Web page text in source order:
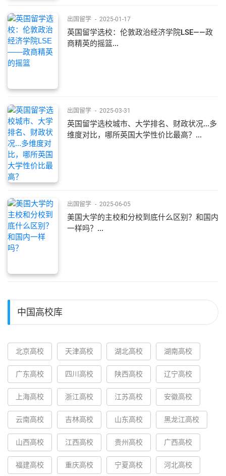
出国留学 - 2025-01-17
英国留学选校：伦敦政治经济学院LSE——政
商精英的摇篮...
出国留学 - 2025-03-31
英国留学选校城市、大学排名、财政状况...多
维度对比，哪所英国大学性价比最高？...
出国留学 - 2025-06-05
美国大学的主校和分校到底什么区别？和国内
一样吗？...
中国高校库
北京高校 天津高校 湖北高校 湖南高校
广东高校 四川高校 陕西高校 辽宁高校
上海高校 浙江高校 江苏高校 安徽高校
云南高校 吉林高校 山东高校 黑龙江高校
山西高校 江西高校 贵州高校 广西高校
福建高校 重庆高校 宁夏高校 河北高校